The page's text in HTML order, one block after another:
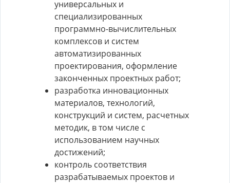
универсальных и
специализированных
программно-вычислительных
комплексов и систем
автоматизированных
проектирования, оформление
законченных проектных работ;
разработка инновационных
материалов, технологий,
конструкций и систем, расчетных
методик, в том числе с
использованием научных
достижений;
контроль соответствия
разрабатываемых проектов и